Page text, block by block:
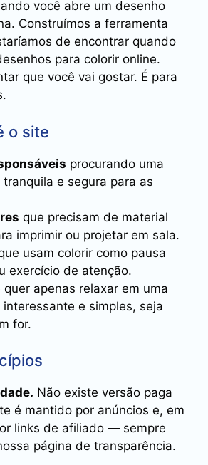
você abre um desenho
Construímos a ferramenta
de encontrar quando
para colorir online.
que você vai gostar. É para
o site
procurando uma
e segura para as
que precisam de material
imprimir ou projetar em sala.
usam colorir como pausa
exercício de atenção.
quer apenas relaxar em uma
e simples, seja
for.
Não existe versão paga
é mantido por anúncios e, em
links de afiliado — sempre
página de transparência.